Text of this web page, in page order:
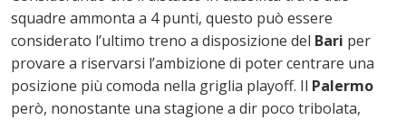
squadre ammonta a 4 punti, questo può essere
considerato l’ultimo treno a disposizione del Bari per
provare a riservarsi l’ambizione di poter centrare una
posizione più comoda nella griglia playoff. Il Palermo
però, nonostante una stagione a dir poco tribolata,